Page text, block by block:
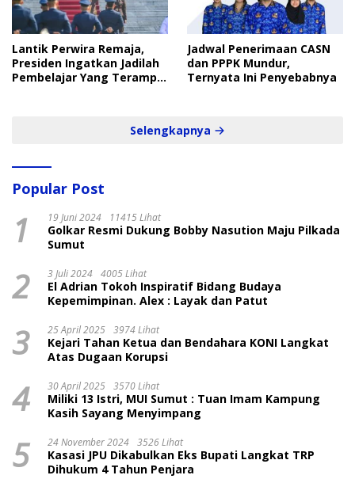
Lantik Perwira Remaja,
Presiden Ingatkan Jadilah
Pembelajar Yang Terampil
Jadwal Penerimaan CASN
dan PPPK Mundur,
Ternyata Ini Penyebabnya
Selengkapnya
Popular Post
1 19 Juni 2024 11415 Lihat
Golkar Resmi Dukung Bobby Nasution Maju Pilkada
Sumut
2 3 Juli 2024 4005 Lihat
El Adrian Tokoh Inspiratif Bidang Budaya
Kepemimpinan. Alex : Layak dan Patut
3 25 April 2025 3974 Lihat
Kejari Tahan Ketua dan Bendahara KONI Langkat
Atas Dugaan Korupsi
4 30 April 2025 3570 Lihat
Miliki 13 Istri, MUI Sumut : Tuan Imam Kampung
Kasih Sayang Menyimpang
5 24 November 2024 3526 Lihat
Kasasi JPU Dikabulkan Eks Bupati Langkat TRP
Dihukum 4 Tahun Penjara